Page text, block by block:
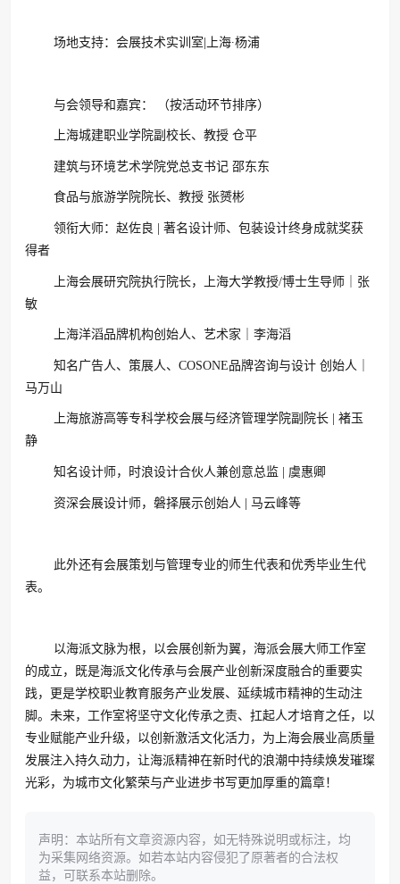
场地支持：会展技术实训室|上海∙杨浦
与会领导和嘉宾： （按活动环节排序）
上海城建职业学院副校长、教授 仓平
建筑与环境艺术学院党总支书记 邵东东
食品与旅游学院院长、教授 张赟彬
领衔大师：赵佐良 | 著名设计师、包装设计终身成就奖获
得者
上海会展研究院执行院长，上海大学教授/博士生导师｜张
敏
上海洋滔品牌机构创始人、艺术家｜李海滔
知名广告人、策展人、COSONE品牌咨询与设计 创始人｜
马万山
上海旅游高等专科学校会展与经济管理学院副院长 | 褚玉
静
知名设计师，时浪设计合伙人兼创意总监 | 虞惠卿
资深会展设计师，磐择展示创始人 | 马云峰等
此外还有会展策划与管理专业的师生代表和优秀毕业生代
表。
以海派文脉为根，以会展创新为翼，海派会展大师工作室
的成立，既是海派文化传承与会展产业创新深度融合的重要实
践，更是学校职业教育服务产业发展、延续城市精神的生动注
脚。未来，工作室将坚守文化传承之责、扛起人才培育之任，以
专业赋能产业升级，以创新激活文化活力，为上海会展业高质量
发展注入持久动力，让海派精神在新时代的浪潮中持续焕发璀璨
光彩，为城市文化繁荣与产业进步书写更加厚重的篇章！
声明：本站所有文章资源内容，如无特殊说明或标注，均
为采集网络资源。如若本站内容侵犯了原著者的合法权
益，可联系本站删除。